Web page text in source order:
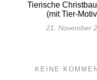
Tierische
(mit Tier-
21. November
KEINE